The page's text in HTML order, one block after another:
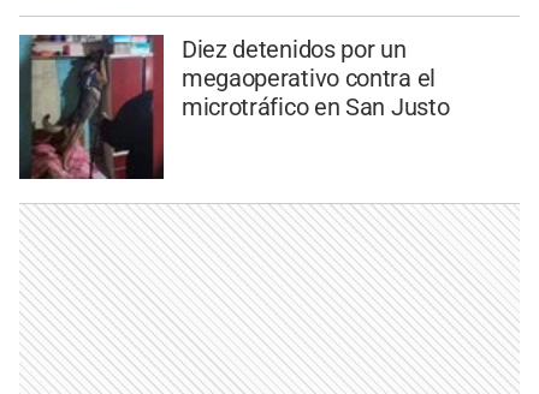
Diez detenidos por un
megaoperativo contra el
microtráfico en San Justo